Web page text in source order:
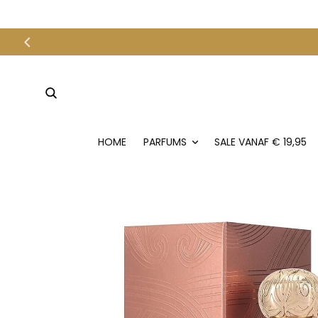
CONTENT
HOME PARFUMS SALE VANAF € 19,95